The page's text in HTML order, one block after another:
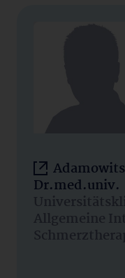
Dr.med.univ.
Allgemeine